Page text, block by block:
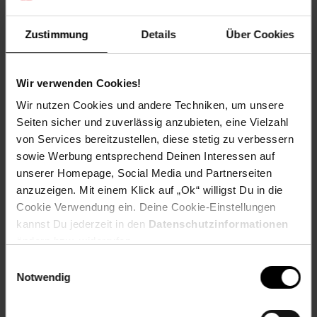
Zustimmung Details Über Cookies
Wir verwenden Cookies!
Wir nutzen Cookies und andere Techniken, um unsere
Seiten sicher und zuverlässig anzubieten, eine Vielzahl
von Services bereitzustellen, diese stetig zu verbessern
sowie Werbung entsprechend Deinen Interessen auf
unserer Homepage, Social Media und Partnerseiten
anzuzeigen. Mit einem Klick auf „Ok“ willigst Du in die
Cookie Verwendung ein. Deine Cookie-Einstellungen
kannst Du jederzeit in den Datenschutzinformationen
Notwendig
EAN: 4003971731955
Artikel gehört zur Kategorie:Auto
Versandinformationen
Herstellerinformationen